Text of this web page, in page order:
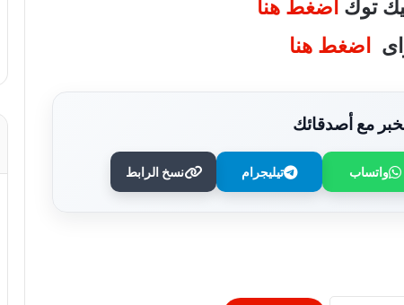
توك اضغط هنا
اضغط هنا
مع أصدقائك
واتساب تيليجرام نسخ الرابط
قريعي: يفوز بجائزة دينق قوج للكتابة